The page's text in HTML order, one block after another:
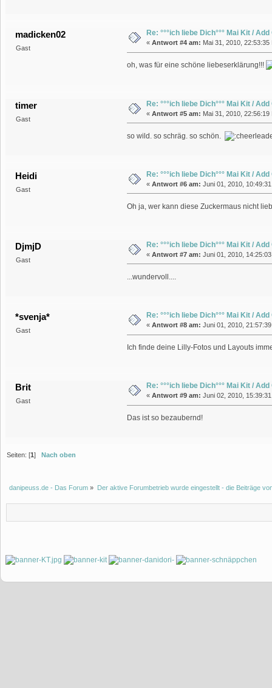
madicken02
Gast
Re: °°°ich liebe Dich°°° Mai Kit / Add
« Antwort #4 am: Mai 31, 2010, 22:53:35
oh, was für eine schöne liebeserklärung!!!
timer
Gast
Re: °°°ich liebe Dich°°° Mai Kit / Add
« Antwort #5 am: Mai 31, 2010, 22:56:19
so wild. so schräg. so schön.
Heidi
Gast
Re: °°°ich liebe Dich°°° Mai Kit / Add
« Antwort #6 am: Juni 01, 2010,
Oh ja, wer kann diese Zuckermaus nicht
DjmjD
Gast
Re: °°°ich liebe Dich°°° Mai Kit / Add
« Antwort #7 am: Juni 01, 2010,
...wundervoll....
*svenja*
Gast
Re: °°°ich liebe Dich°°° Mai Kit / Add
« Antwort #8 am: Juni 01, 2010,
Ich finde deine Lilly-Fotos und Layouts
Brit
Gast
Re: °°°ich liebe Dich°°° Mai Kit / Add
« Antwort #9 am: Juni 02, 2010,
Das ist so bezaubernd!
Seiten: [1] Nach oben
danipeuss.de - Das Forum » Der aktive Forumbetrieb wurde eingestellt - die Beiträge